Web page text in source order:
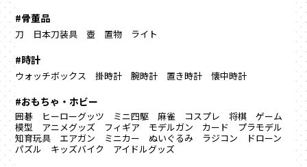
#骨董品
刀 日本刀装具 壺 置物 ライト
#時計
ウォッチボックス 掛時計 腕時計 置き時計 懐中時計
#おもちゃ・ホビー
囲碁 ヒーローグッツ ミニ四駆 麻雀 コスプレ 将棋
ゲーム
模型
アニメグッズ フィギア モデルガン カード
プラモデル
知育玩具
エアガン ミニカー ぬいぐるみ ラジコン
ドローン
パズル
キッズバイク アイドルグッズ